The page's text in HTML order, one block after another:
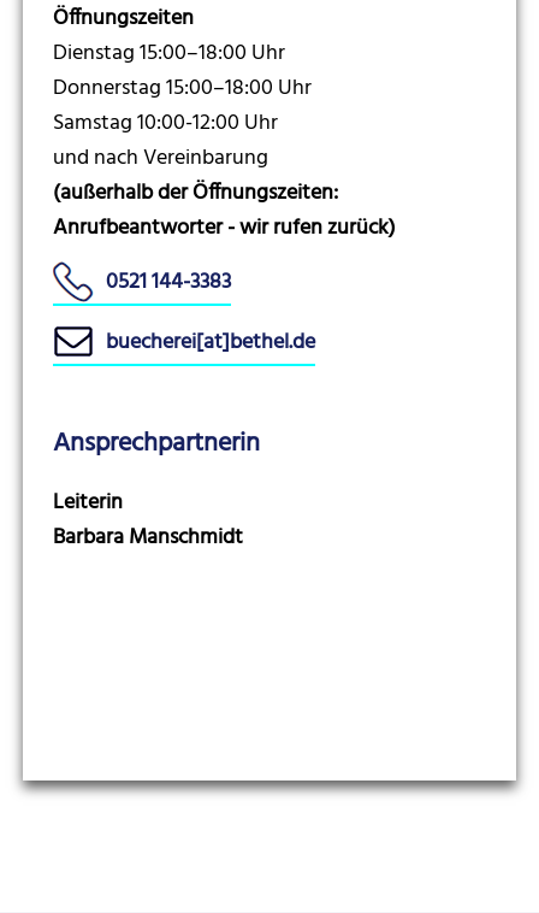
Öffnungszeiten
Dienstag 15:00–18:00 Uhr
Donnerstag 15:00–18:00 Uhr
Samstag 10:00-12:00 Uhr
und nach Vereinbarung
(außerhalb der Öffnungszeiten:
Anrufbeantworter - wir rufen zurück)
0521 144-3383
buecherei[at]bethel.de
Ansprechpartnerin
Leiterin
Barbara Manschmidt